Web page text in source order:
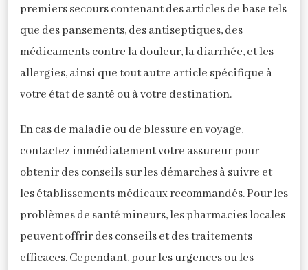
premiers secours contenant des articles de base tels
que des pansements, des antiseptiques, des
médicaments contre la douleur, la diarrhée, et les
allergies, ainsi que tout autre article spécifique à
votre état de santé ou à votre destination.
En cas de maladie ou de blessure en voyage,
contactez immédiatement votre assureur pour
obtenir des conseils sur les démarches à suivre et
les établissements médicaux recommandés. Pour les
problèmes de santé mineurs, les pharmacies locales
peuvent offrir des conseils et des traitements
efficaces. Cependant, pour les urgences ou les